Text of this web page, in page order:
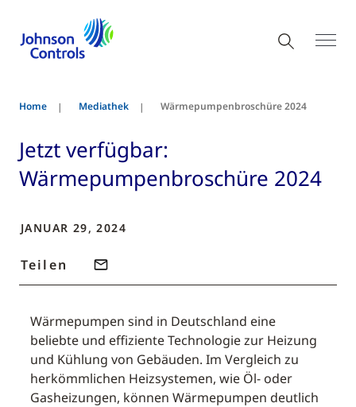
Home Mediathek Wärmepumpenbroschüre 2024
Jetzt verfügbar:
Wärmepumpenbroschüre 2024
JANUAR 29, 2024
Teilen
Wärmepumpen sind in Deutschland eine
beliebte und effiziente Technologie zur Heizung
und Kühlung von Gebäuden. Im Vergleich zu
herkömmlichen Heizsystemen, wie Öl- oder
Gasheizungen, können Wärmepumpen deutlich